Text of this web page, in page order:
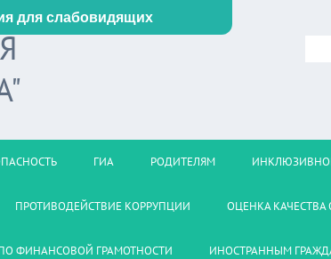
для слабовидящих
ГИА РОДИТЕЛЯМ
ПРОТИВОДЕЙСТВИЕ КОРРУПЦИИ ОЦЕНКА КАЧЕСТВА
ФИНАНСОВОЙ ГРАМОТНОСТИ ИНОСТРАННЫМ